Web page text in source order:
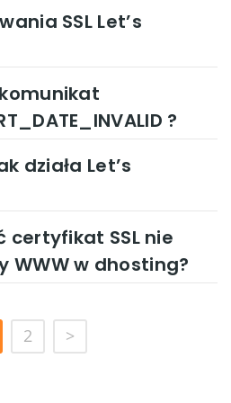
SSL Let’s
?
działa Let’s
certyfikat SSL nie
WWW w dhosting?
2 >